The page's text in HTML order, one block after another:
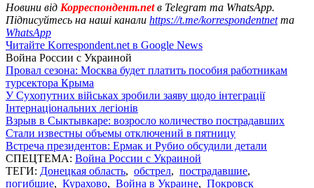
Новини від Корреспондент.netв Telegram та WhatsApp.
Підписуйтесь на наші канали https://t.me/korrespondentnetта
WhatsApp
Читайте Korrespondent.net в Google News
Война России с Украиной
Провал сезона: Москва будет платить пособия работникам
турсектора Крыма
У Сухопутних військах зробили заяву щодо інтеграції
Інтернаціональних легіонів
Взрыв в Сыктывкаре: возросло количество пострадавших
Стали известны объемы отключений в пятницу
Встреча президентов: Ермак и Рубио обсудили детали
СПЕЦТЕМА: Война России с Украиной
ТЕГИ: Донецкая область, обстрел, пострадавшие,
погибшие, Курахово, Война в Украине, Покровск